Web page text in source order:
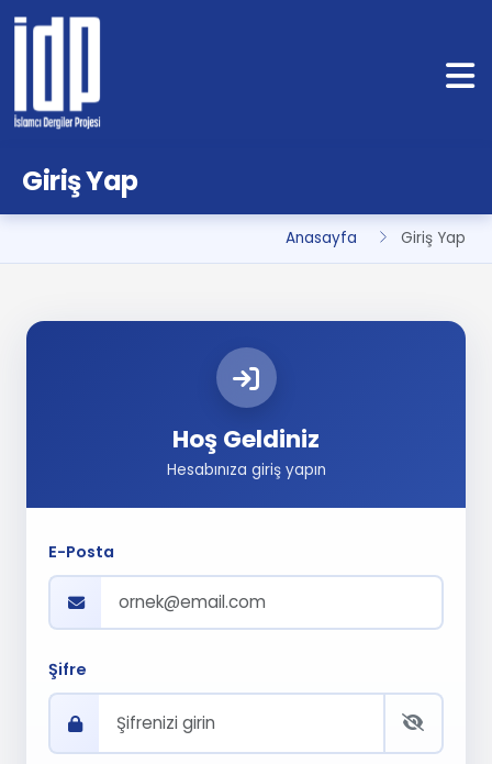
Giriş Yap
Anasayfa Giriş Yap
Hoş Geldiniz
Hesabınıza giriş yapın
E-Posta
Şifre